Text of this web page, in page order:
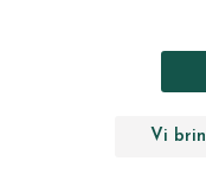
Vi